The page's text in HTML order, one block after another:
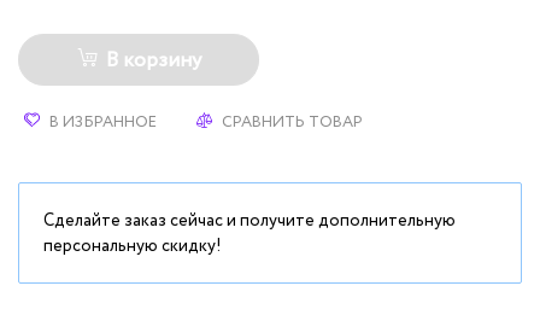
В корзину
В ИЗБРАННОЕ СРАВНИТЬ ТОВАР
Сделайте заказ сейчас и получите дополнительную
персональную скидку!